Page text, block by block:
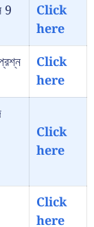
9
Click
here
Click
here
Click
here
Click
here